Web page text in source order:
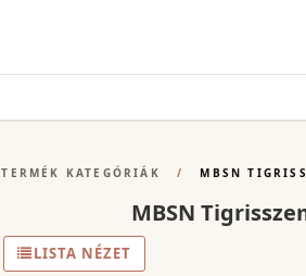
TERMÉK KATEGÓRIÁK / MBSN
MBSN
LISTA NÉZET